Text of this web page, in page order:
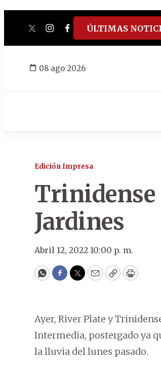
twitterinstagram
facebook
tiktokyoutube
spotify
ÚLTIMAS
08 ago 2026
Edición Impresa
Trinidense
Jardines
Abril 12, 2022 10:00 p. m.
WhatsApp
Facebook
Twitter
EmailCopyPrint
Ayer, River Plate y
Intermedia, postergado ya
la lluvia del lunes pasado.